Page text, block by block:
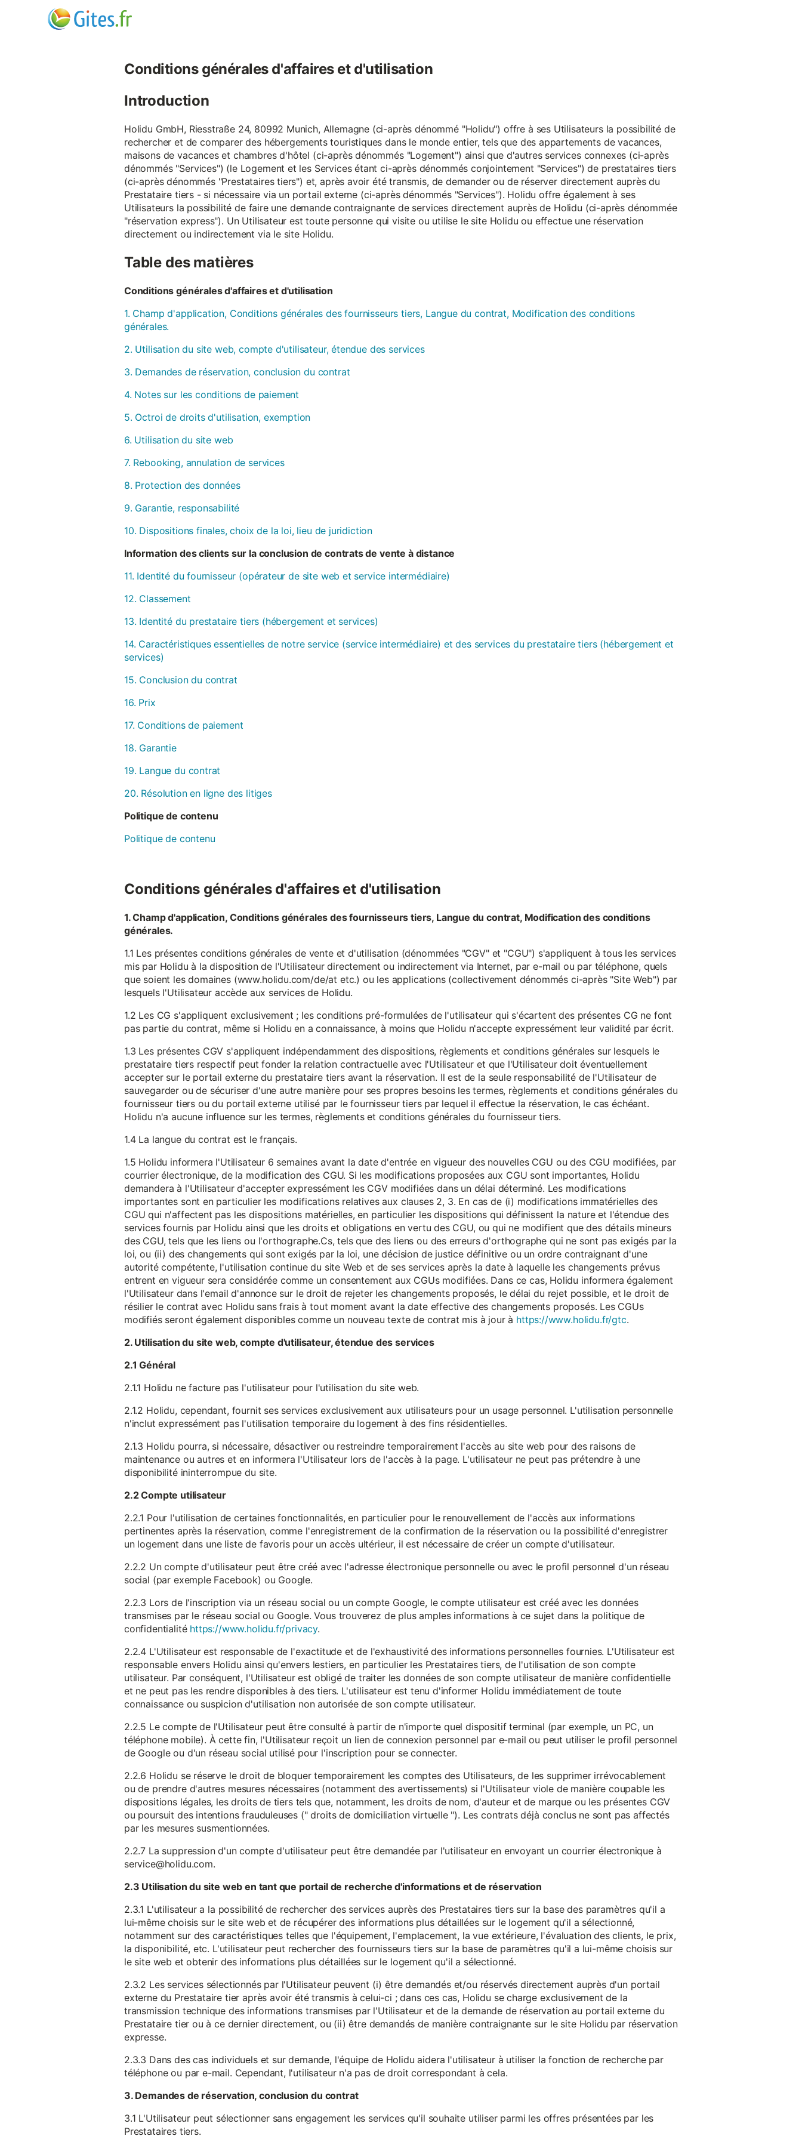
Conditions générales d'affaires et d'utilisation
Introduction
Holidu GmbH, Riesstraße 24, 80992 Munich, Allemagne (ci-après dénommé "Holidu") offre à ses Utilisateurs la possibilité de
rechercher et de comparer des hébergements touristiques dans le monde entier, tels que des appartements de vacances,
maisons de vacances et chambres d'hôtel (ci-après dénommés "Logement") ainsi que d'autres services connexes (ci-après
dénommés "Services") (le Logement et les Services étant ci-après dénommés conjointement "Services") de prestataires tiers
(ci-après dénommés "Prestataires tiers") et, après avoir été transmis, de demander ou de réserver directement auprès du
Prestataire tiers - si nécessaire via un portail externe (ci-après dénommés "Services"). Holidu offre également à ses
Utilisateurs la possibilité de faire une demande contraignante de services directement auprès de Holidu (ci-après dénommée
"réservation express"). Un Utilisateur est toute personne qui visite ou utilise le site Holidu ou effectue une réservation
directement ou indirectement via le site Holidu.
Table des matières
Conditions générales d'affaires et d'utilisation
1. Champ d'application, Conditions générales des fournisseurs tiers, Langue du contrat, Modification des conditions
générales.
2. Utilisation du site web, compte d'utilisateur, étendue des services
3. Demandes de réservation, conclusion du contrat
4. Notes sur les conditions de paiement
5. Octroi de droits d'utilisation, exemption
6. Utilisation du site web
7. Rebooking, annulation de services
8. Protection des données
9. Garantie, responsabilité
10. Dispositions finales, choix de la loi, lieu de juridiction
Information des clients sur la conclusion de contrats de vente à distance
11. Identité du fournisseur (opérateur de site web et service intermédiaire)
12. Classement
13. Identité du prestataire tiers (hébergement et services)
14. Caractéristiques essentielles de notre service (service intermédiaire) et des services du prestataire tiers (hébergement et
services)
15. Conclusion du contrat
16. Prix
17. Conditions de paiement
18. Garantie
19. Langue du contrat
20. Résolution en ligne des litiges
Politique de contenu
Politique de contenu
Conditions générales d'affaires et d'utilisation
1. Champ d'application, Conditions générales des fournisseurs tiers, Langue du contrat, Modification des conditions
générales.
1.1 Les présentes conditions générales de vente et d'utilisation (dénommées "CGV" et "CGU") s'appliquent à tous les services
mis par Holidu à la disposition de l'Utilisateur directement ou indirectement via Internet, par e-mail ou par téléphone, quels
que soient les domaines (www.holidu.com/de/at etc.) ou les applications (collectivement dénommés ci-après "Site Web") par
lesquels l'Utilisateur accède aux services de Holidu.
1.2 Les CG s'appliquent exclusivement ; les conditions pré-formulées de l'utilisateur qui s'écartent des présentes CG ne font
pas partie du contrat, même si Holidu en a connaissance, à moins que Holidu n'accepte expressément leur validité par écrit.
1.3 Les présentes CGV s'appliquent indépendamment des dispositions, règlements et conditions générales sur lesquels le
prestataire tiers respectif peut fonder la relation contractuelle avec l'Utilisateur et que l'Utilisateur doit éventuellement
accepter sur le portail externe du prestataire tiers avant la réservation. Il est de la seule responsabilité de l'Utilisateur de
sauvegarder ou de sécuriser d'une autre manière pour ses propres besoins les termes, règlements et conditions générales du
fournisseur tiers ou du portail externe utilisé par le fournisseur tiers par lequel il effectue la réservation, le cas échéant.
Holidu n'a aucune influence sur les termes, règlements et conditions générales du fournisseur tiers.
1.4 La langue du contrat est le français.
1.5 Holidu informera l'Utilisateur 6 semaines avant la date d'entrée en vigueur des nouvelles CGU ou des CGU modifiées, par
courrier électronique, de la modification des CGU. Si les modifications proposées aux CGU sont importantes, Holidu
demandera à l'Utilisateur d'accepter expressément les CGV modifiées dans un délai déterminé. Les modifications
importantes sont en particulier les modifications relatives aux clauses 2, 3. En cas de (i) modifications immatérielles des
CGU qui n'affectent pas les dispositions matérielles, en particulier les dispositions qui définissent la nature et l'étendue des
services fournis par Holidu ainsi que les droits et obligations en vertu des CGU, ou qui ne modifient que des détails mineurs
des CGU, tels que les liens ou l'orthographe.Cs, tels que des liens ou des erreurs d'orthographe qui ne sont pas exigés par la
loi, ou (ii) des changements qui sont exigés par la loi, une décision de justice définitive ou un ordre contraignant d'une
autorité compétente, l'utilisation continue du site Web et de ses services après la date à laquelle les changements prévus
entrent en vigueur sera considérée comme un consentement aux CGUs modifiées. Dans ce cas, Holidu informera également
l'Utilisateur dans l'email d'annonce sur le droit de rejeter les changements proposés, le délai du rejet possible, et le droit de
résilier le contrat avec Holidu sans frais à tout moment avant la date effective des changements proposés. Les CGUs
modifiés seront également disponibles comme un nouveau texte de contrat mis à jour à https://www.holidu.fr/gtc.
2. Utilisation du site web, compte d'utilisateur, étendue des services
2.1 Général
2.1.1 Holidu ne facture pas l'utilisateur pour l'utilisation du site web.
2.1.2 Holidu, cependant, fournit ses services exclusivement aux utilisateurs pour un usage personnel. L'utilisation personnelle
n'inclut expressément pas l'utilisation temporaire du logement à des fins résidentielles.
2.1.3 Holidu pourra, si nécessaire, désactiver ou restreindre temporairement l'accès au site web pour des raisons de
maintenance ou autres et en informera l'Utilisateur lors de l'accès à la page. L'utilisateur ne peut pas prétendre à une
disponibilité ininterrompue du site.
2.2 Compte utilisateur
2.2.1 Pour l'utilisation de certaines fonctionnalités, en particulier pour le renouvellement de l'accès aux informations
pertinentes après la réservation, comme l'enregistrement de la confirmation de la réservation ou la possibilité d'enregistrer
un logement dans une liste de favoris pour un accès ultérieur, il est nécessaire de créer un compte d'utilisateur.
2.2.2 Un compte d'utilisateur peut être créé avec l'adresse électronique personnelle ou avec le profil personnel d'un réseau
social (par exemple Facebook) ou Google.
2.2.3 Lors de l'inscription via un réseau social ou un compte Google, le compte utilisateur est créé avec les données
transmises par le réseau social ou Google. Vous trouverez de plus amples informations à ce sujet dans la politique de
confidentialité https://www.holidu.fr/privacy.
2.2.4 L'Utilisateur est responsable de l'exactitude et de l'exhaustivité des informations personnelles fournies. L'Utilisateur est
responsable envers Holidu ainsi qu'envers lestiers, en particulier les Prestataires tiers, de l'utilisation de son compte
utilisateur. Par conséquent, l'Utilisateur est obligé de traiter les données de son compte utilisateur de manière confidentielle
et ne peut pas les rendre disponibles à des tiers. L'utilisateur est tenu d'informer Holidu immédiatement de toute
connaissance ou suspicion d'utilisation non autorisée de son compte utilisateur.
2.2.5 Le compte de l'Utilisateur peut être consulté à partir de n'importe quel dispositif terminal (par exemple, un PC, un
téléphone mobile). À cette fin, l'Utilisateur reçoit un lien de connexion personnel par e-mail ou peut utiliser le profil personnel
de Google ou d'un réseau social utilisé pour l'inscription pour se connecter.
2.2.6 Holidu se réserve le droit de bloquer temporairement les comptes des Utilisateurs, de les supprimer irrévocablement
ou de prendre d'autres mesures nécessaires (notamment des avertissements) si l'Utilisateur viole de manière coupable les
dispositions légales, les droits de tiers tels que, notamment, les droits de nom, d'auteur et de marque ou les présentes CGV
ou poursuit des intentions frauduleuses (" droits de domiciliation virtuelle "). Les contrats déjà conclus ne sont pas affectés
par les mesures susmentionnées.
2.2.7 La suppression d'un compte d'utilisateur peut être demandée par l'utilisateur en envoyant un courrier électronique à
service@holidu.com.
2.3 Utilisation du site web en tant que portail de recherche d'informations et de réservation
2.3.1 L'utilisateur a la possibilité de rechercher des services auprès des Prestataires tiers sur la base des paramètres qu'il a
lui-même choisis sur le site web et de récupérer des informations plus détaillées sur le logement qu'il a sélectionné,
notamment sur des caractéristiques telles que l'équipement, l'emplacement, la vue extérieure, l'évaluation des clients, le prix,
la disponibilité, etc. L'utilisateur peut rechercher des fournisseurs tiers sur la base de paramètres qu'il a lui-même choisis sur
le site web et obtenir des informations plus détaillées sur le logement qu'il a sélectionné.
2.3.2 Les services sélectionnés par l'Utilisateur peuvent (i) être demandés et/ou réservés directement auprès d'un portail
externe du Prestataire tier après avoir été transmis à celui-ci ; dans ces cas, Holidu se charge exclusivement de la
transmission technique des informations transmises par l'Utilisateur et de la demande de réservation au portail externe du
Prestataire tier ou à ce dernier directement, ou (ii) être demandés de manière contraignante sur le site Holidu par réservation
expresse.
2.3.3 Dans des cas individuels et sur demande, l'équipe de Holidu aidera l'utilisateur à utiliser la fonction de recherche par
téléphone ou par e-mail. Cependant, l'utilisateur n'a pas de droit correspondant à cela.
3. Demandes de réservation, conclusion du contrat
3.1 L'Utilisateur peut sélectionner sans engagement les services qu'il souhaite utiliser parmi les offres présentées par les
Prestataires tiers.